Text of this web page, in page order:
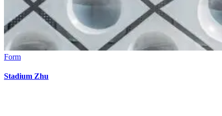
Form
Stadium Zhu